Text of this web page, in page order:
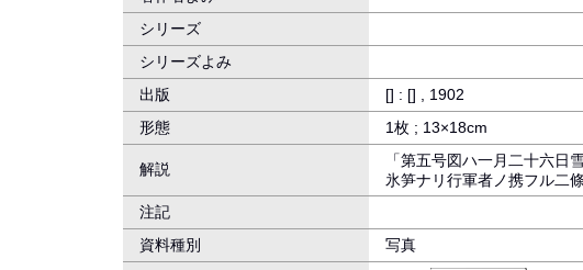
シリーズ
シリーズよみ
出版
[] : [] , 1902
形態
1枚 ; 13×18cm
解説
「第五号図ハ一月二十六
氷笋ナリ行軍者ノ携フル二
注記
資料種別
写真